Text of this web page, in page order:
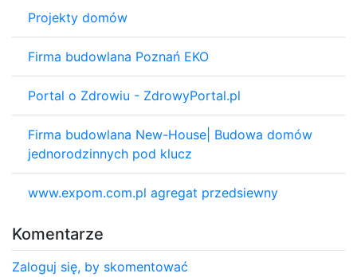
Projekty domów
Firma budowlana Poznań EKO
Portal o Zdrowiu - ZdrowyPortal.pl
Firma budowlana New-House| Budowa domów
jednorodzinnych pod klucz
www.expom.com.pl agregat przedsiewny
Komentarze
Zaloguj się, by skomentować